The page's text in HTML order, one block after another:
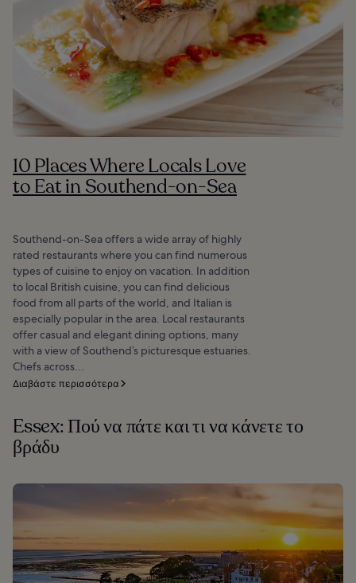
10 Places Where Locals Love
to Eat in Southend-on-Sea
Southend-on-Sea offers a wide array of highly
rated restaurants where you can find numerous
types of cuisine to enjoy on vacation. In addition
to local British cuisine, you can find delicious
food from all parts of the world, and Italian is
especially popular in the area. Local restaurants
offer casual and elegant dining options, many
with a view of Southend’s picturesque estuaries.
Chefs across...
Διαβάστε περισσότερα
Essex: Πού να πάτε και τι να κάνετε το
βράδυ